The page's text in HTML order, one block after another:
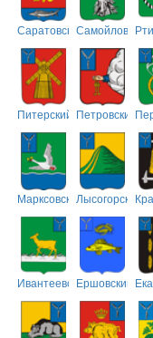
СаратовскийСамойловский
Питерский Петровский
МарксовскийЛысогорский
ИвантеевскийЕршовский